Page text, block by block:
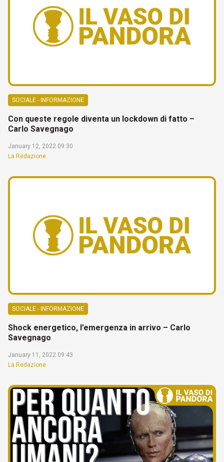
SOCIALE - INFORMAZIONE
Con queste regole diventa un lockdown di fatto –
Carlo Savegnago
January 12, 2022 09:30
La Redazione
SOCIALE - INFORMAZIONE
Shock energetico, l’emergenza in arrivo – Carlo
Savegnago
January 11, 2022 09:43
La Redazione